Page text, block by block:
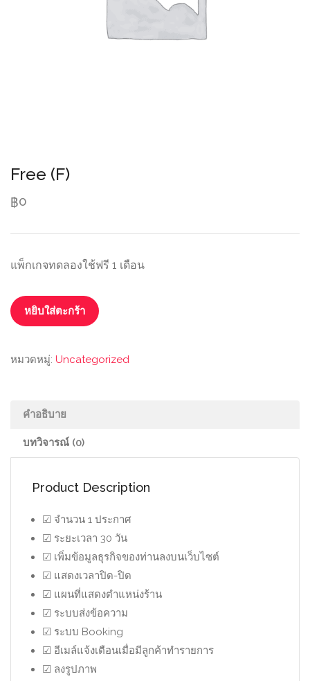
Free (F)
฿0
แพ็กเกจทดลองใช้ฟรี 1 เดือน
หยิบใส่ตะกร้า
หมวดหมู่: Uncategorized
คำอธิบาย
บทวิจารณ์ (0)
Product Description
☑ จำนวน 1 ประกาศ
☑ ระยะเวลา 30 วัน
☑ เพิ่มข้อมูลธุรกิจของท่านลงบนเว็บไซต์
☑ แสดงเวลาปิด-ปิด
☑ แผนที่แสดงตำแหน่งร้าน
☑ ระบบส่งข้อความ
☑ ระบบ Booking
☑ อีเมล์แจ้งเตือนเมื่อมีลูกค้าทำรายการ
☑ ลงรูปภาพ